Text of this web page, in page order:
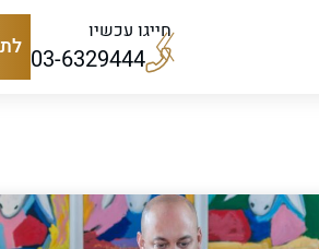
חייגו עכשיו
03-6329444